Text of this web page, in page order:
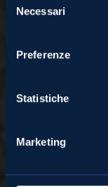
delNecessari
Preferenze
Statistiche
Marketing